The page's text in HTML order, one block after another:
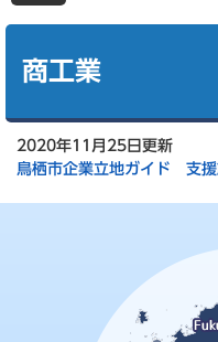
商工業
2020年11月25日更新
鳥栖市企業立地ガイド 支